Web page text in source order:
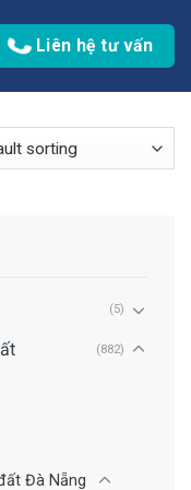
Liên hệ tư vấn
(5)
(882)
Đà Nẵng